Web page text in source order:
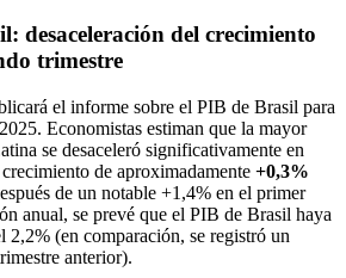
desaceleración del crecimiento
trimestre
el informe sobre el PIB de Brasil para
Economistas estiman que la mayor
se desaceleró significativamente en
de aproximadamente +0,3%
de un notable +1,4% en el primer
anual, se prevé que el PIB de Brasil haya
2,2% (en comparación, se registró un
anterior).